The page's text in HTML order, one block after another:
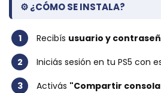
⚙️ ¿CÓMO SE INSTALA?
1 Recibís usuario y
2
Iniciás sesión en tu PS5 con
3
Activás "Compartir